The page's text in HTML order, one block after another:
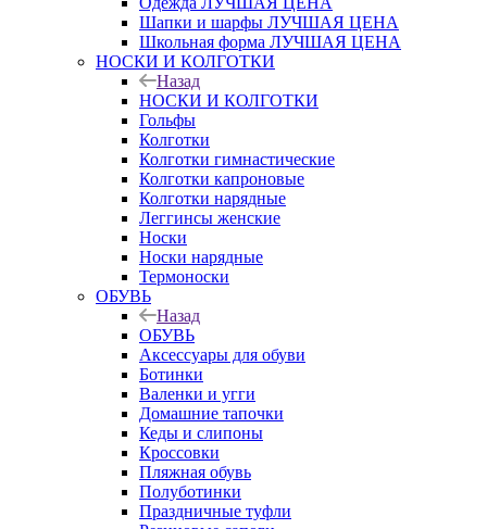
Шапки и шарфы ЛУЧШАЯ ЦЕНА
Школьная форма ЛУЧШАЯ ЦЕНА
НОСКИ И КОЛГОТКИ
Назад
НОСКИ И КОЛГОТКИ
Гольфы
Колготки
Колготки гимнастические
Колготки капроновые
Колготки нарядные
Леггинсы женские
Носки
Носки нарядные
Термоноски
ОБУВЬ
Назад
ОБУВЬ
Аксессуары для обуви
Ботинки
Валенки и угги
Домашние тапочки
Кеды и слипоны
Кроссовки
Пляжная обувь
Полуботинки
Праздничные туфли